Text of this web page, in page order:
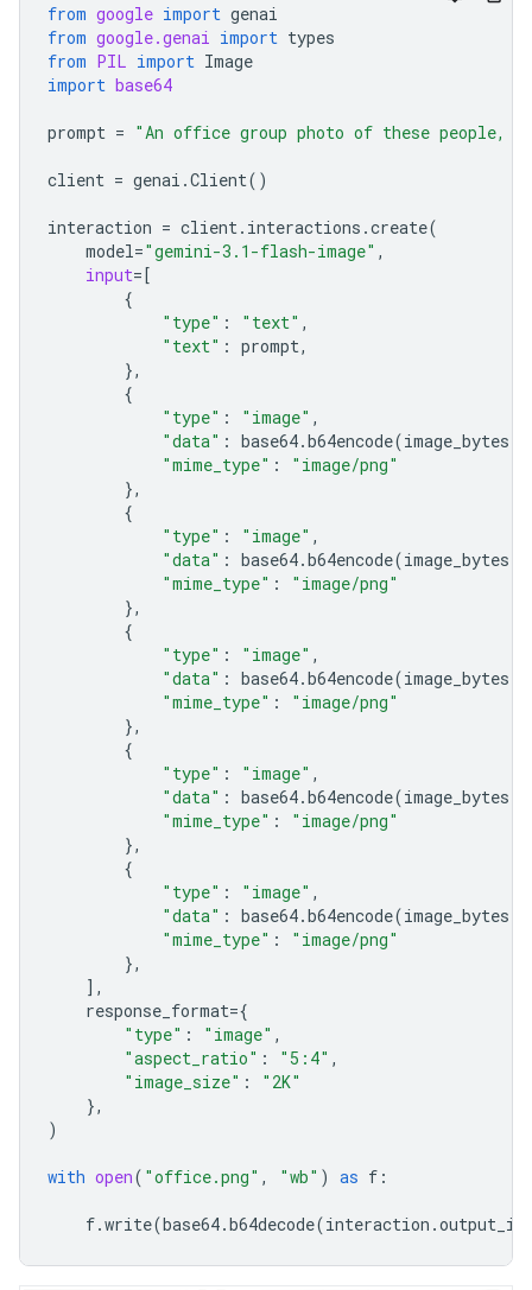
from google import genai
from google.genai import types
from PIL import Image
import base64
prompt = "An office group photo of these people,
client = genai .Client()
interaction = client . interactions .create(
model="gemini-3.1-flash-image" ,
input=[
{
"type" : "text" ,
"text" : prompt,
},
{
"type" : "image" ,
"data" : base64.b64encode(image_bytes
"mime_type" :
"image/png"
},
{
"type" : "image" ,
"data" : base64.b64encode(image_bytes
"mime_type" :
"image/png"
},
{
"type" : "image" ,
"data" : base64.b64encode(image_bytes
"mime_type" :
"image/png"
},
{
"type" : "image" ,
"data" : base64.b64encode(image_bytes
"mime_type" :
"image/png"
},
{
"type" : "image" ,
"data" : base64.b64encode(image_bytes
"mime_type" :
"image/png"
},
],
response_format={
"type" : "image" ,
"aspect_ratio" : "5:4" ,
"image_size" :
"2K"
},
)
with open( "office.png" , "wb" ) as f :
f.write(base64.b64decode(interaction .